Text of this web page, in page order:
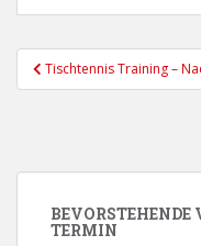
Tischtennis Training –
TERMIN